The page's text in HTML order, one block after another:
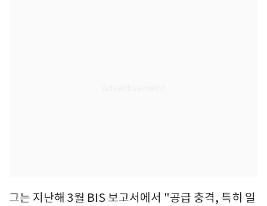
그는 지난해 3월 BIS 보고서에서 "공급 충격, 특히 일